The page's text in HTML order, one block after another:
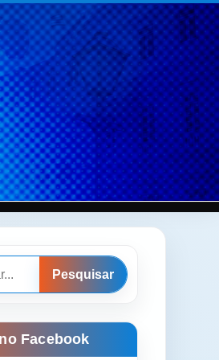
Pesquisar
Facebook